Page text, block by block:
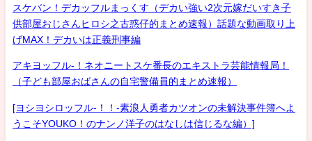
スケバン！デカッフルまっくす（デカい強い2次元嫁だいすき子
供部屋おじさんヒロシ之古惑仔的まとめ速報）話題な動画取り上
げMAX！デカいは正義刑事編
アキヨッフル-！ネオニートスケ番長のエキストラ芸能情報局！
（子ども部屋おばさんの自宅警備員的まとめ速報）
[ヨシヨシロッフル-！！-素浪人勇者カツオンの未解決事件簿へよ
うこそYOUKO！のナンノ洋子のはなしは信じるな編）]